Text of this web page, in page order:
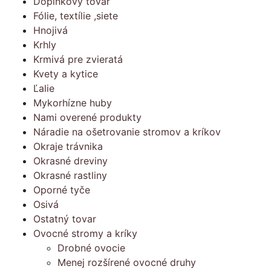
Fólie, textílie ,siete
Hnojivá
Krhly
Krmivá pre zvieratá
Kvety a kytice
Ľalie
Mykorhízne huby
Nami overené produkty
Náradie na ošetrovanie stromov a kríkov
Okraje trávnika
Okrasné dreviny
Okrasné rastliny
Oporné tyče
Osivá
Ostatný tovar
Ovocné stromy a kríky
Drobné ovocie
Menej rozšírené ovocné druhy